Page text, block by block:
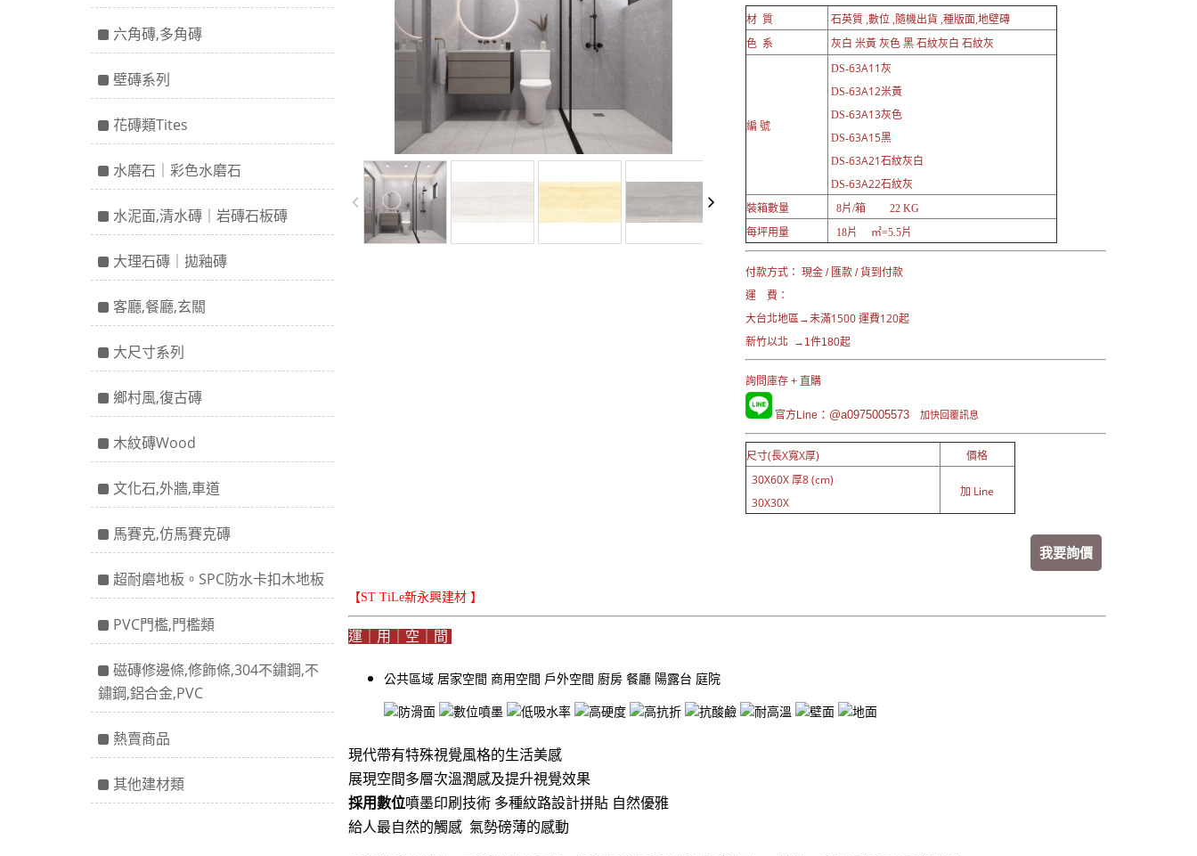
六角磚,多角磚
壁磚系列
花磚類Tites
水磨石｜彩色水磨石
水泥面,清水磚｜岩磚石板磚
大理石磚｜拋釉磚
客廳,餐廳,玄關
大尺寸系列
鄉村風,復古磚
木紋磚Wood
文化石,外牆,車道
馬賽克,仿馬賽克磚
超耐磨地板。SPC防水卡扣木地板
PVC門檻,門檻類
磁磚修邊條,修飾條,304不鏽鋼,不
鏽鋼,鋁合金,PVC
熱賣商品
其他建材類
材 質
石英質 ,數位 ,隨機出貨 ,種版面,地壁磚
色 系
灰白 米黃 灰色 黑 石紋灰白 石紋灰
編 號
DS-63A11灰
DS-63A12米黃
DS-63A13灰色
DS-63A15黑
DS-63A21石紋灰白
DS-63A22石紋灰
裝箱數量
8片/箱 22 KG
每坪用量
18片 ㎡=5.5片
付款方式： 現金 / 匯款 / 貨到付款
運 費：
大台北地區→未滿1500 運費120起
新竹以北 →1件180起
詢問庫存 + 直購
官方Line ：@a0975005573 加快回覆訊息
尺寸(長X寬X厚)
價格
30X60X 厚8 (cm)
30X30X
加 Line
我要詢價
【ST TiLe新永興建材 】
運｜用｜空｜間
公共區域 居家空間商用空間 戶外空間 廚房餐廳 陽露台 庭院
現代帶有特殊視覺風格的生活美感
展現空間多層次溫潤感及提升視覺效果
採用數位噴墨印刷技術 多種紋路設計拼貼 自然優雅
給人最自然的觸感 氣勢磅薄的感動